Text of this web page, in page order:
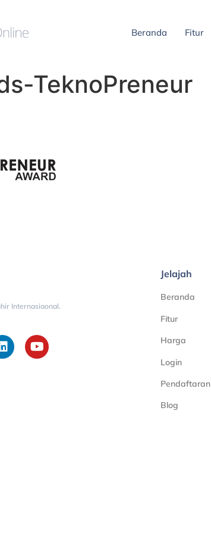
Beranda Fitur
TeknoPreneur
Internasiaonal.
Jelajah
Beranda
Fitur
Harga
Login
Pendaftaran
Blog